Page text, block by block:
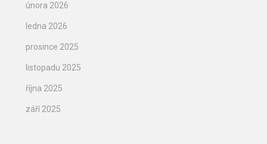
února 2026
ledna 2026
prosince 2025
listopadu 2025
října 2025
září 2025